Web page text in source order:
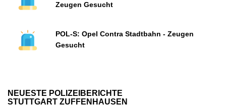
Zeugen Gesucht
POL-S: Opel Contra Stadtbahn - Zeugen
Gesucht
NEUESTE POLIZEIBERICHTE
STUTTGART ZUFFENHAUSEN